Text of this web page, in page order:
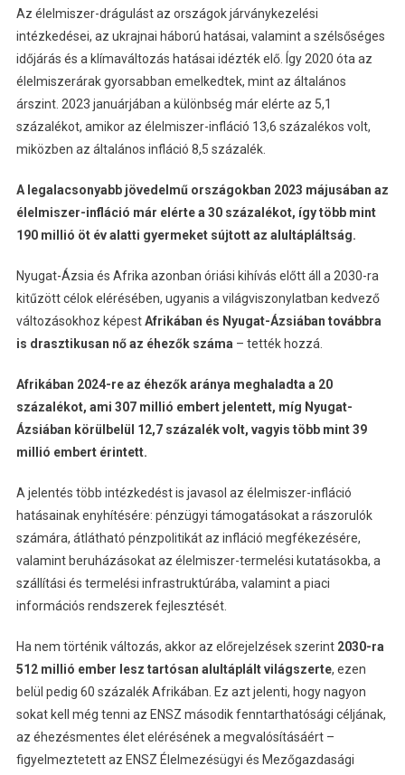
Az élelmiszer-drágulást az országok járványkezelési
intézkedései, az ukrajnai háború hatásai, valamint a szélsőséges
időjárás és a klímaváltozás hatásai idézték elő. Így 2020 óta az
élelmiszerárak gyorsabban emelkedtek, mint az általános
árszint. 2023 januárjában a különbség már elérte az 5,1
százalékot, amikor az élelmiszer-infláció 13,6 százalékos volt,
miközben az általános infláció 8,5 százalék.
A legalacsonyabb jövedelmű országokban 2023 májusában az
élelmiszer-infláció már elérte a 30 százalékot, így több mint
190 millió öt év alatti gyermeket sújtott az alultápláltság.
Nyugat-Ázsia és Afrika azonban óriási kihívás előtt áll a 2030-ra
kitűzött célok elérésében, ugyanis a világviszonylatban kedvező
változásokhoz képestAfrikában és Nyugat-Ázsiában továbbra
is drasztikusan nő az éhezők száma – tették hozzá.
Afrikában 2024-re az éhezők aránya meghaladta a 20
százalékot, ami 307 millió embert jelentett, míg Nyugat-
Ázsiában körülbelül 12,7 százalék volt, vagyis több mint 39
millió embert érintett.
A jelentés több intézkedést is javasol az élelmiszer-infláció
hatásainak enyhítésére: pénzügyi támogatásokat a rászorulók
számára, átlátható pénzpolitikát az infláció megfékezésére,
valamint beruházásokat az élelmiszer-termelési kutatásokba, a
szállítási és termelési infrastruktúrába, valamint a piaci
információs rendszerek fejlesztését.
Ha nem történik változás, akkor az előrejelzések szerint 2030-ra
512 millió ember lesz tartósan alultáplált világszerte, ezen
belül pedig 60 százalék Afrikában. Ez azt jelenti, hogy nagyon
sokat kell még tenni az ENSZ második fenntarthatósági céljának,
az éhezésmentes élet elérésének a megvalósításáért –
figyelmeztetett az ENSZ Élelmezésügyi és Mezőgazdasági